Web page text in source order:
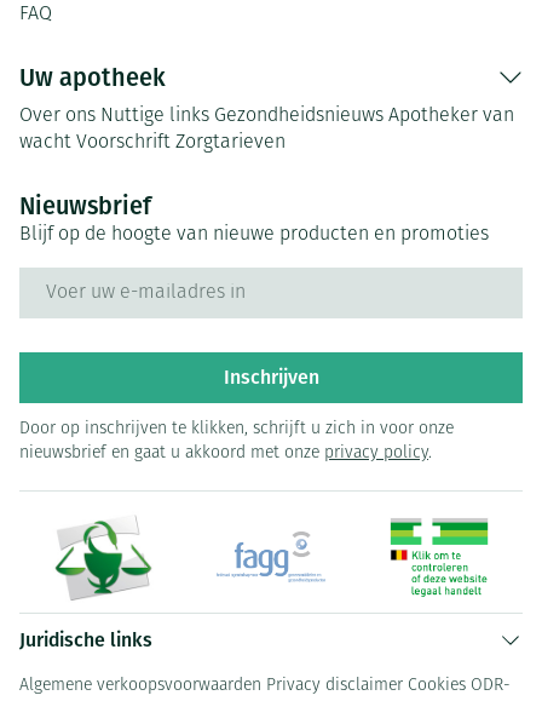
FAQ
Uw apotheek
Over ons Nuttige links Gezondheidsnieuws Apotheker van
wacht Voorschrift Zorgtarieven
Nieuwsbrief
Blijf op de hoogte van nieuwe producten en promoties
Inschrijven
Door op inschrijven te klikken, schrijft u zich in voor onze
nieuwsbrief en gaat u akkoord met onze privacy policy.
Juridische links
Algemene verkoopsvoorwaarden Privacy disclaimer Cookies ODR-